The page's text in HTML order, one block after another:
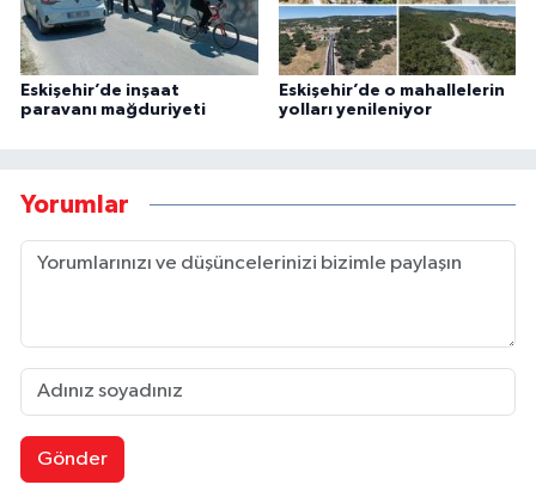
Eskişehir’de inşaat
paravanı mağduriyeti
Eskişehir’de o mahallelerin
yolları yenileniyor
Yorumlar
Gönder